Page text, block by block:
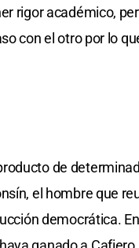
rigor académico,
con el otro por lo
de
el hombre que
democrática.